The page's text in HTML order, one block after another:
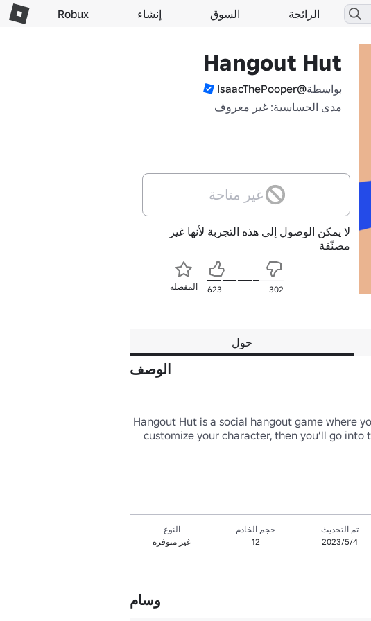
الرائجة السوق إنشاء Robux
Hangout Hut
بواسطة@IsaacThePooper
مدى الحساسية: غير معروف
غير متاحة
لا يمكن الوصول إلى هذه التجربة لأنها غير
مصنّفة
المفضلة 623 302
حول
الوصف
Hangout Hut is a social hangout game where
customize your character, then you’ll go
تم التحديث
4‏/5‏/2023
حجم الخادم
12
النوع
غير متوفرة
وسام